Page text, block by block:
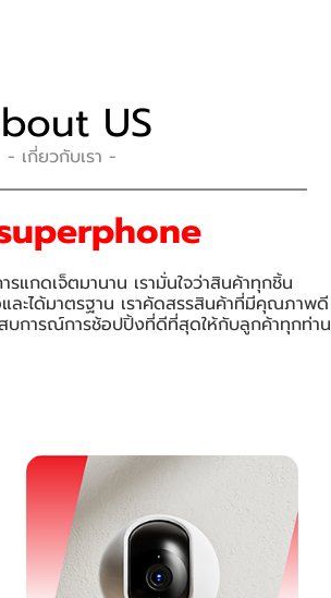
US
- เกี่ยวกับเรา -
แกดเจ็ตมานาน เรามั่นใจว่าสินค้าทุกชิ้น
และได้มาตรฐาน เราคัดสรรสินค้าที่มีคุณภาพดี
บการณ์การช้อปปิ้งที่ดีที่สุดให้กับลูกค้าทุกท่าน